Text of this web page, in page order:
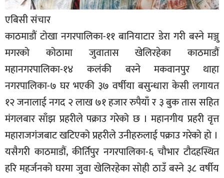
बिश्व
अचम्म
दुनिया
कुराकानी
जीवनशैली
साहित्य
सूचना-
प्रवधि
एबिसी संचार
काठमाडौं टोखा नगरपालिका-११ बानियाटार डेरा गरी बस्ने मञ्जु
मगरको कोठामा जुवातास खेलिरहेका काठमाडौं
महानगरपालिका-१४ कलंकी बस्ने मकवानपुर थाहा
नगरपालिका-७ घर भएकी ३७ वर्षीया बसुन्धारा केसी लगायत
१२ जनालाई नगद २ लाख ७१ हजार रुपैयाँ र ३ बुक तास सहित
मंगलबार साँझ प्रहरीले पक्राउ गरेको छ । महानगीय प्रहरी वृत्त
महाराजगंजबाट खटिएको प्रहरीले उनीहरुलाई पक्राउ गरेको हो ।
यसैगरी काठमाडौं, कीर्तिपुर नगरपालिका-६ चौभार टौदहस्थित
हरि महर्जनको घरमा जुवा खेलिरहेका सोही ठाउँ बस्ने ३८ वर्षीय